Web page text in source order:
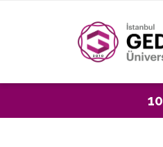
10